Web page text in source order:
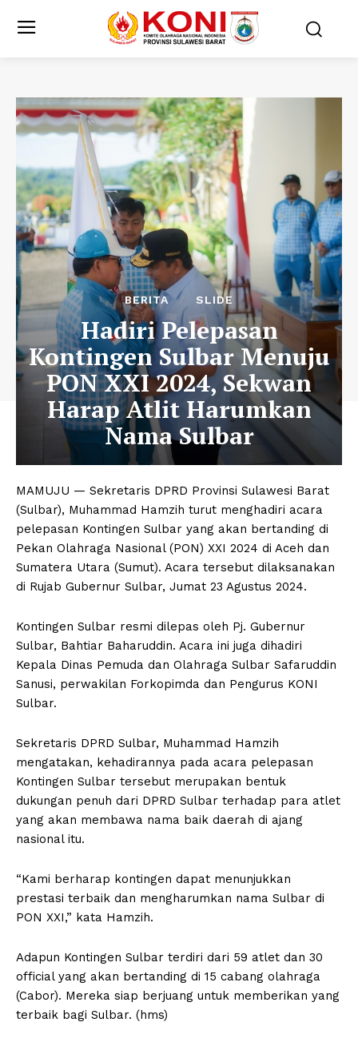
BERITA SLIDE
Hadiri Pelepasan
Kontingen Sulbar Menuju
PON XXI 2024, Sekwan
Harap Atlit Harumkan
Nama Sulbar
MAMUJU — Sekretaris DPRD Provinsi Sulawesi Barat
(Sulbar), Muhammad Hamzih turut menghadiri acara
pelepasan Kontingen Sulbar yang akan bertanding di
Pekan Olahraga Nasional (PON) XXI 2024 di Aceh dan
Sumatera Utara (Sumut). Acara tersebut dilaksanakan
di Rujab Gubernur Sulbar, Jumat 23 Agustus 2024.
Kontingen Sulbar resmi dilepas oleh Pj. Gubernur
Sulbar, Bahtiar Baharuddin. Acara ini juga dihadiri
Kepala Dinas Pemuda dan Olahraga Sulbar Safaruddin
Sanusi, perwakilan Forkopimda dan Pengurus KONI
Sulbar.
Sekretaris DPRD Sulbar, Muhammad Hamzih
mengatakan, kehadirannya pada acara pelepasan
Kontingen Sulbar tersebut merupakan bentuk
dukungan penuh dari DPRD Sulbar terhadap para atlet
yang akan membawa nama baik daerah di ajang
nasional itu.
“Kami berharap kontingen dapat menunjukkan
prestasi terbaik dan mengharumkan nama Sulbar di
PON XXI,” kata Hamzih.
Adapun Kontingen Sulbar terdiri dari 59 atlet dan 30
official yang akan bertanding di 15 cabang olahraga
(Cabor). Mereka siap berjuang untuk memberikan yang
terbaik bagi Sulbar. (hms)